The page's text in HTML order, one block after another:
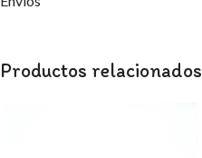
Productos relacionados